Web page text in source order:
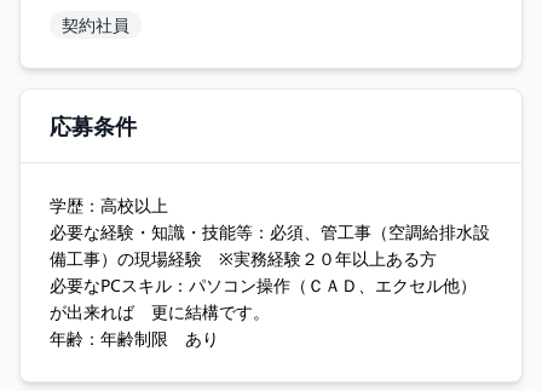
契約社員
応募条件
学歴：高校以上
必要な経験・知識・技能等：必須、管工事（空調給排水設
備工事）の現場経験 ※実務経験２０年以上ある方
必要なPCスキル：パソコン操作（ＣＡＤ、エクセル他）
が出来れば 更に結構です。
年齢：年齢制限 あり